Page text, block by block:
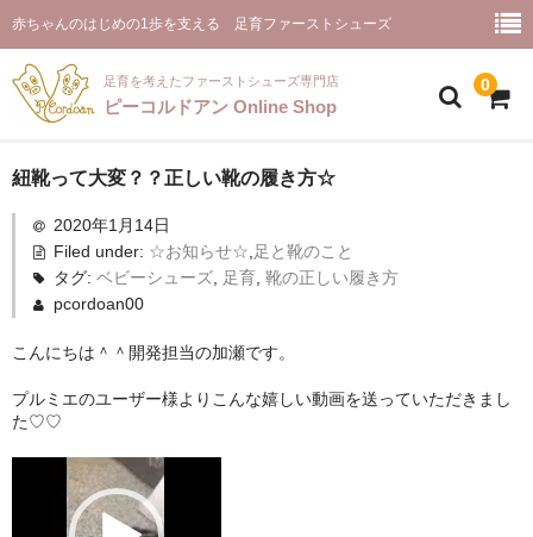
赤ちゃんのはじめの1歩を支える 足育ファーストシューズ
足育を考えたファーストシューズ専門店
ピーコルドアン Online Shop
0
ホーム(商品一覧)
ピーコルドアンとは
お取り扱い店舗様
ご推薦のメッセージ
ピーコルドアンと足育
お問合せ
紐靴って大変？？正しい靴の履き方☆
2020年1月14日
Filed under: ☆お知らせ☆ 足と靴のこと
タグ: ベビーシューズ, 足育, 靴の正しい履き方
pcordoan00
こんにちは＾＾開発担当の加瀬です。
プルミエのユーザー様よりこんな嬉しい動画を送っていただきまし
た♡♡